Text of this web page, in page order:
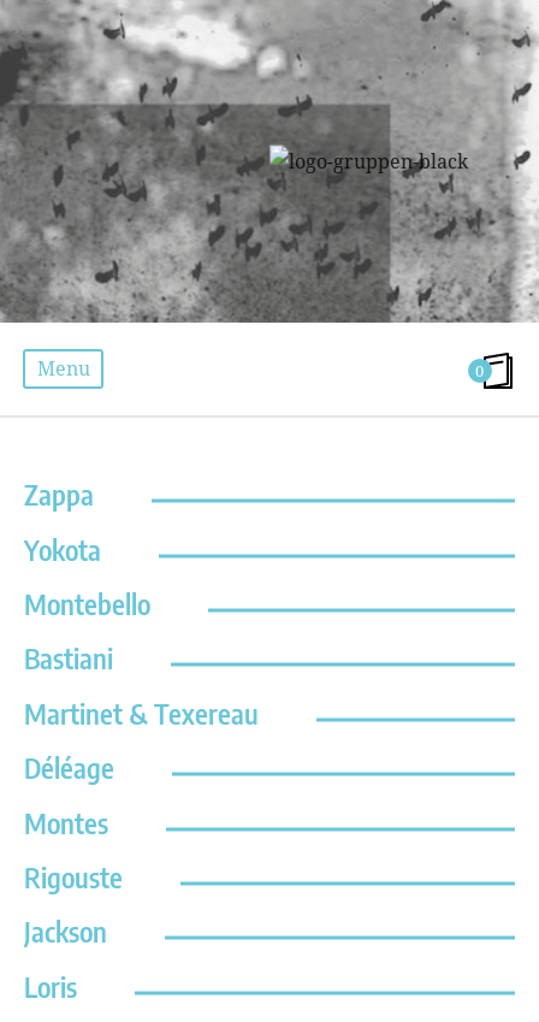
Menu 0
Zappa
Yokota
Montebello
Bastiani
Martinet & Texereau
Déléage
Montes
Rigouste
Jackson
Loris